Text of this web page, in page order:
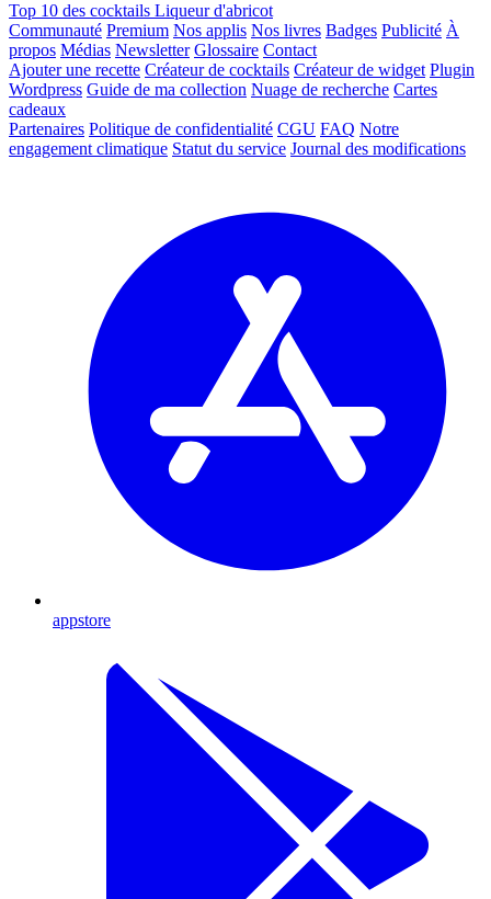
Top 10 des cocktails Liqueur d'abricot
Communauté Premium Nos applis Nos livres Badges Publicité À
propos Médias Newsletter Glossaire Contact
Ajouter une recette Créateur de cocktails Créateur de widget Plugin
Wordpress Guide de ma collection Nuage de recherche Cartes
cadeaux
Partenaires Politique de confidentialité CGU FAQ Notre
engagement climatique Statut du service Journal des modifications
appstore